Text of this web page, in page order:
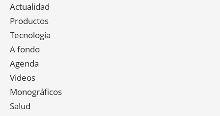
Actualidad
Productos
Tecnología
A fondo
Agenda
Videos
Monográficos
Salud